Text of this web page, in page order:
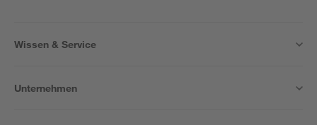
Wissen & Service
Unternehmen